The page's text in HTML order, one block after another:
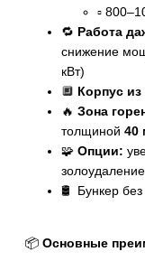
▫️
🔁 Работа
снижение
кВт)
🔲 Корпус из
🔥 Зона
толщиной 40
🧩 Опции:
золоудаление
🛢️ Бункер без
📦 Основные